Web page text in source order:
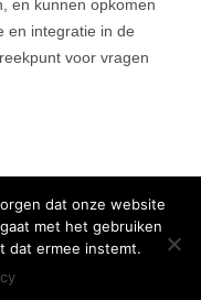
en kunnen opkomen
en integratie in de
voor vragen
voorbehouden -Privacy
dat onze website
met het gebruiken
dat ermee instemt.